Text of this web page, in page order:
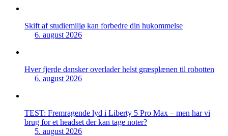
Skift af studiemiljø kan forbedre din hukommelse
6. august 2026
Hver fjerde dansker overlader helst græsplænen til robotten
6. august 2026
TEST: Fremragende lyd i Liberty 5 Pro Max – men har vi
brug for et headset der kan tage noter?
5. august 2026